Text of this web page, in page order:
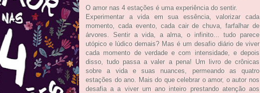
O amor nas 4 estações é uma experiência do sentir.
Experimentar a vida em sua essência, valorizar cada
momento, cada evento, cada cair de chuva, farfalhar de
árvores. Sentir a vida, a alma, o infinito... tudo parece
utópico e lúdico demais? Mas é um desafio diário de viver
cada momento de verdade e com intensidade, e depois
disso, tudo passa a valer a pena! Um livro de crônicas
sobre a vida e suas nuances, permeando as quatro
estações do ano. Mais do que celebrar o amor, o autor nos
desafia a a viver um ano inteiro prestando atenção aos